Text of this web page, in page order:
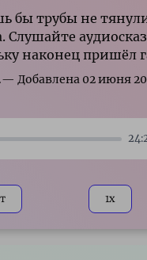
трубы не тянули
Слушайте
наконец пришёл
1x